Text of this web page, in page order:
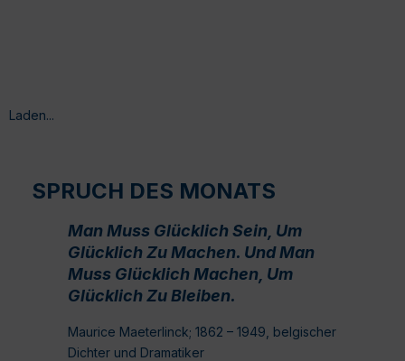
Laden...
SPRUCH DES MONATS
Man Muss Glücklich Sein, Um
Glücklich Zu Machen. Und Man
Muss Glücklich Machen, Um
Glücklich Zu Bleiben.
Maurice Maeterlinck; 1862 – 1949, belgischer
Dichter und Dramatiker